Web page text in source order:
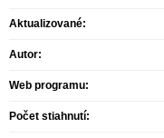
Aktualizované:
Autor:
Web programu:
Počet stiahnutí: